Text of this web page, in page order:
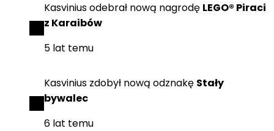
Kasviniusodebrał nową nagrodę LEGO® Piraci
z Karaibów
5 lat temu
Kasvinius zdobył nową odznakę Stały
bywalec
6 lat temu